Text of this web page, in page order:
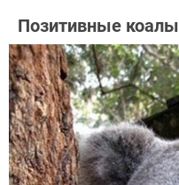
Позитивные коалы